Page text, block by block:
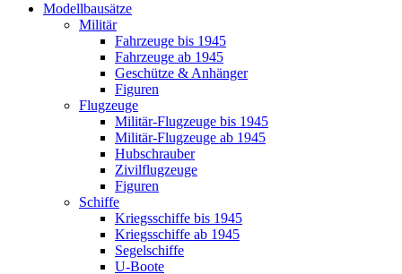
Modellbausätze
Militär
Fahrzeuge bis 1945
Fahrzeuge ab 1945
Geschütze & Anhänger
Figuren
Flugzeuge
Militär-Flugzeuge bis 1945
Militär-Flugzeuge ab 1945
Hubschrauber
Zivilflugzeuge
Figuren
Schiffe
Kriegsschiffe bis 1945
Kriegsschiffe ab 1945
Segelschiffe
U-Boote